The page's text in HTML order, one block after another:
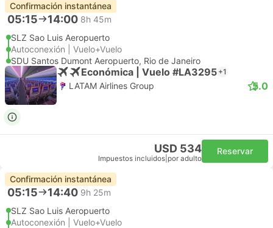
Confirmación instantánea
05:15 14:00 8h 45m
SLZ Sao Luis Aeropuerto
Autoconexión | Vuelo+Vuelo
SDU Santos Dumont Aeropuerto, Rio de Janeiro
Económica | Vuelo #LA3295 +1
LATAM Airlines Group 5.0
USD 534
Impuestos incluidos por adulto
Reservar
Confirmación instantánea
05:15 14:40 9h 25m
SLZ Sao Luis Aeropuerto
Autoconexión | Vuelo+Vuelo